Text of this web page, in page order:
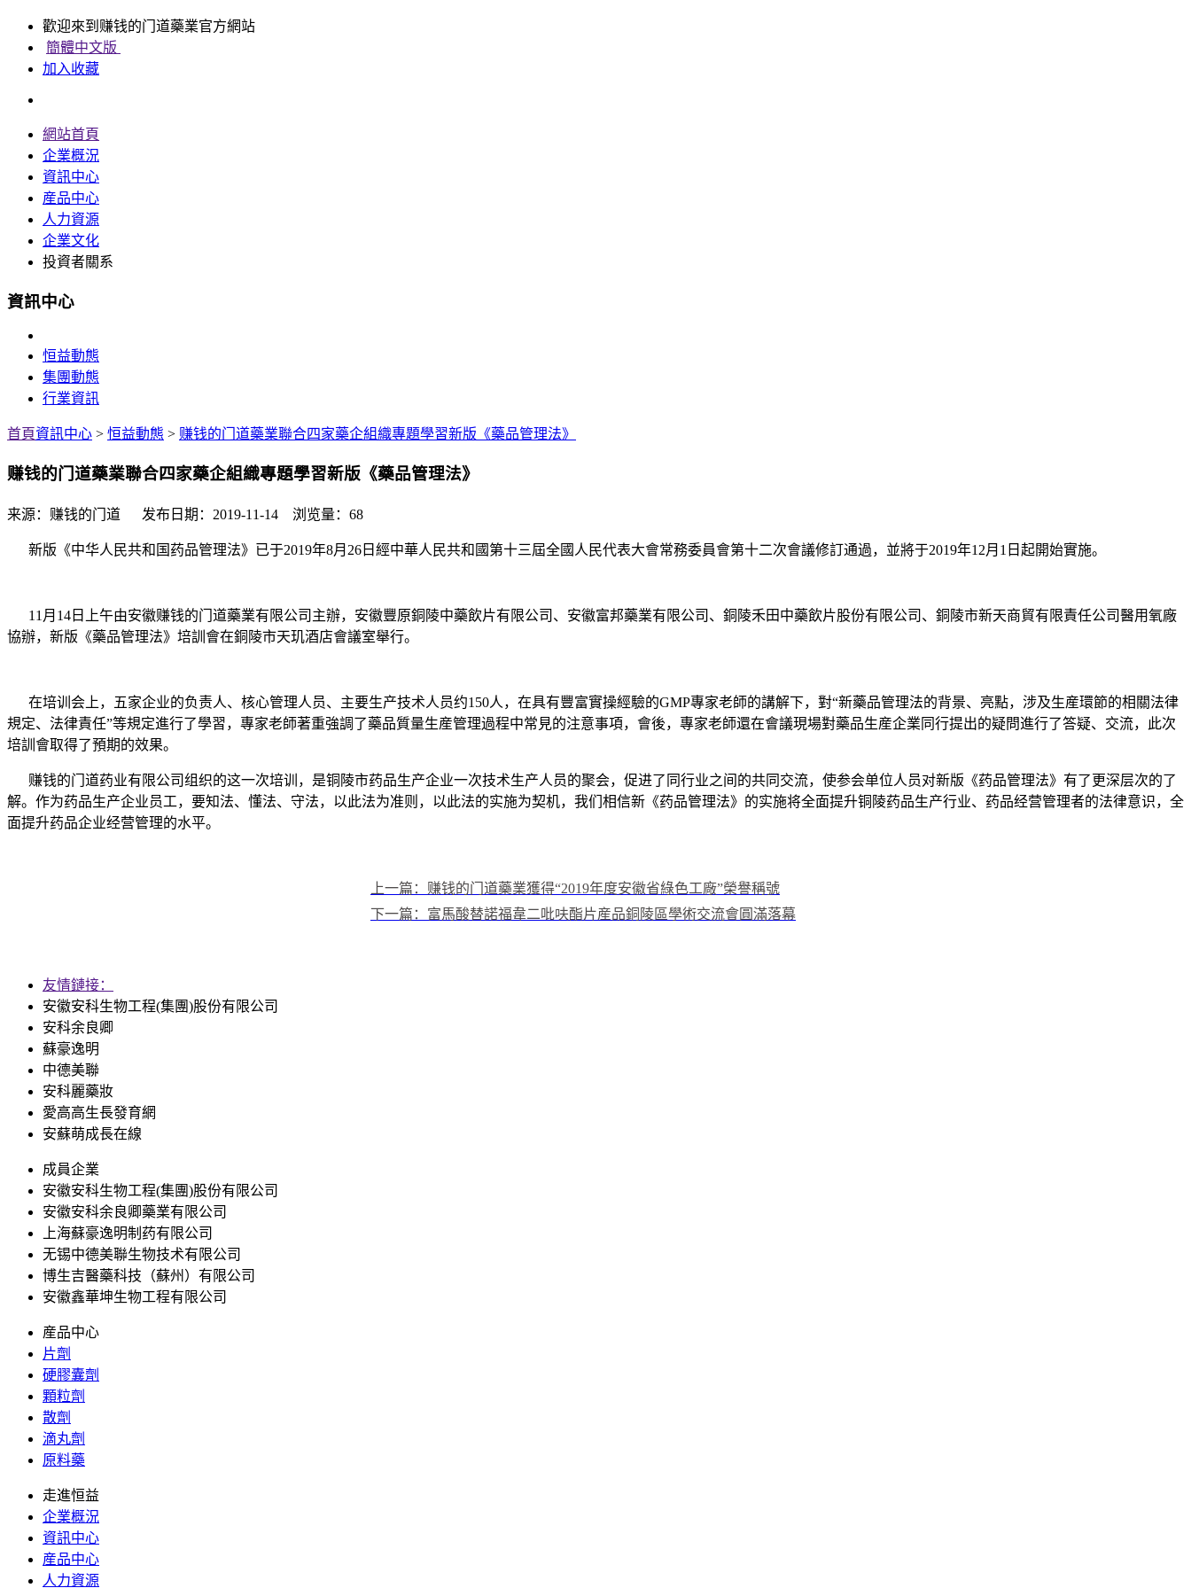
歡迎來到赚钱的门道藥業官方網站
簡體中文版
加入收藏
網站首頁
企業概況
資訊中心
産品中心
人力資源
企業文化
投資者關系
資訊中心
恒益動態
集團動態
行業資訊
首頁資訊中心 > 恒益動態 > 赚钱的门道藥業聯合四家藥企組織專題學習新版《藥品管理法》
赚钱的门道藥業聯合四家藥企組織專題學習新版《藥品管理法》
来源：赚钱的门道 发布日期：2019-11-14 浏览量：68
新版《中华人民共和国药品管理法》已于2019年8月 26 日經中華人民共和國第十三屆全國人民代表大會常務委員會第十二次會議修訂通過，並將于2019年12月 1 日起開始實施。
11月 14 日上午由安徽赚钱的门道藥業有限公司主辦，安徽豐原銅陵中藥飲片有限公司、安徽富邦藥業有限公司、銅陵禾田中藥飲片股份有限公司、銅陵市新天商貿有限責任公司醫用氧廠
協辦，新版《藥品管理法》培訓會在銅陵市天玑酒店會議室舉行。
在培训会上，五家企业的负责人、核心管理人员、主要生产技术人员约150人，在具有豐富實操經驗的GMP專家老師的講解下，對“新藥品管理法的背景、亮點，涉及生産環節的相關法律
規定、法律責任”等規定進行了學習，專家老師著重強調了藥品質量生産管理過程中常見的注意事項，會後，專家老師還在會議現場對藥品生産企業同行提出的疑問進行了答疑、交流，此次
培訓會取得了預期的效果。
赚钱的门道药业有限公司组织的这一次培训，是铜陵市药品生产企业一次技术生产人员的聚会，促进了同行业之间的共同交流，使参会单位人员对新版《药品管理法》有了更深层次的了
解。作为药品生产企业员工，要知法、懂法、守法，以此法为准则，以此法的实施为契机，我们相信新《药品管理法》的实施将全面提升铜陵药品生产行业、药品经营管理者的法律意识，全
面提升药品企业经营管理的水平。
上一篇：赚钱的门道藥業獲得“2019年度安徽省綠色工廠”榮譽稱號
下一篇：富馬酸替諾福韋二吡呋酯片産品銅陵區學術交流會圓滿落幕
友情鏈接：
安徽安科生物工程(集團)股份有限公司
安科余良卿
蘇豪逸明
中德美聯
安科麗藥妝
愛高高生長發育網
安蘇萌成長在線
成員企業
安徽安科生物工程(集團)股份有限公司
安徽安科余良卿藥業有限公司
上海蘇豪逸明制药有限公司
无锡中德美聯生物技术有限公司
博生吉醫藥科技（蘇州）有限公司
安徽鑫華坤生物工程有限公司
産品中心
片劑
硬膠囊劑
顆粒劑
散劑
滴丸劑
原料藥
走進恒益
企業概況
資訊中心
産品中心
人力資源